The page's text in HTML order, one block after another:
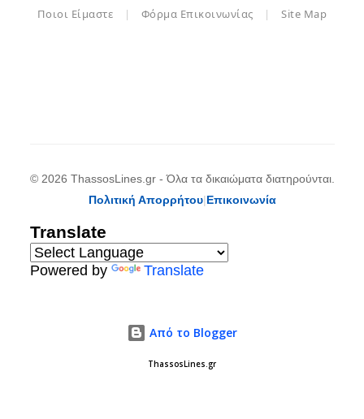
Ποιοι Είμαστε | Φόρμα Επικοινωνίας | Site Map
© 2026 ThassosLines.gr - Όλα τα δικαιώματα διατηρούνται.
Πολιτική Απορρήτου|Επικοινωνία
Translate
Powered by Translate
Από το Blogger
ThassosLines.gr